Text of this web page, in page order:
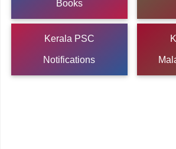
Books
Kerala PSC
Notifications